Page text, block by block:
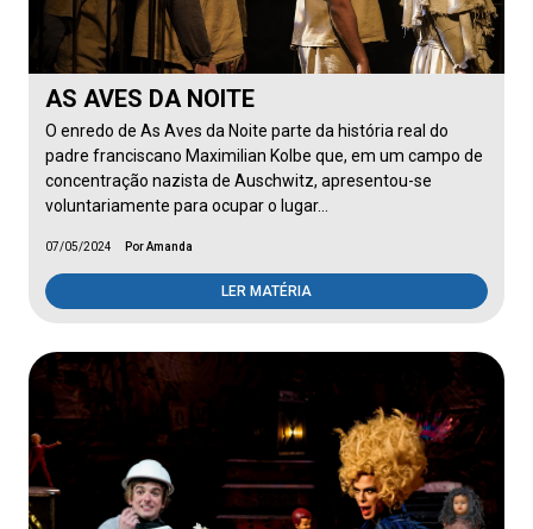
AS AVES DA NOITE
O enredo de As Aves da Noite parte da história real do
padre franciscano Maximilian Kolbe que, em um campo de
concentração nazista de Auschwitz, apresentou-se
voluntariamente para ocupar o lugar…
07/05/2024 Por Amanda
LER MATÉRIA